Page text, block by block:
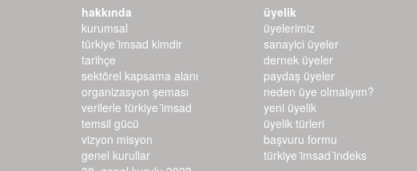
hakkında
kurumsal
türkiye i̇msad kimdir
tarihçe
sektörel kapsama alanı
organizasyon şeması
verilerle türkiye i̇msad
temsil gücü
vizyon misyon
genel kurullar
üyelik
üyelerimiz
sanayici üyeler
dernek üyeler
paydaş üyeler
neden üye olmalıyım?
yeni üyelik
üyelik türleri
başvuru formu
türkiye i̇msad i̇ndeks